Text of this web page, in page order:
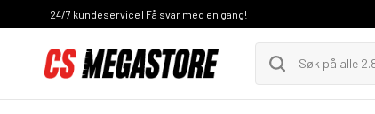
24/7 kundeservice | Få svar med en gang!